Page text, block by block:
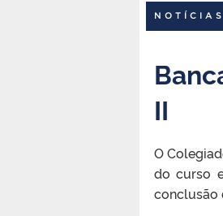
NOTÍCIAS
II
O
do curso
conclusão